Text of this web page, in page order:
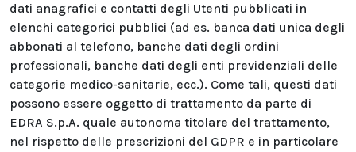
dati anagrafici e contatti degli Utenti pubblicati in
elenchi categorici pubblici (ad es. banca dati unica degli
abbonati al telefono, banche dati degli ordini
professionali, banche dati degli enti previdenziali delle
categorie medico-sanitarie, ecc.). Come tali, questi dati
possono essere oggetto di trattamento da parte di
EDRA S.p.A. quale autonoma titolare del trattamento,
nel rispetto delle prescrizioni del GDPR e in particolare